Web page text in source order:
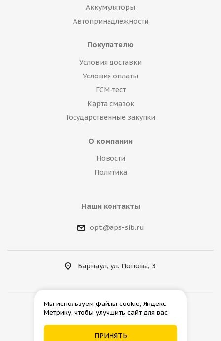
Аккумуляторы
Автопринадлежности
Покупателю
Условия доставки
Условия оплаты
ГСМ-тест
Карта смазок
Государственные закупки
О компании
Новости
Политика
Наши контакты
opt@aps-sib.ru
Барнаул, ул. Попова, 3
2026 © АгроПромСнаб
Мы используем файлы cookie, Яндекс
Метрику, чтобы улучшить сайт для вас
ПРИНЯТЬ